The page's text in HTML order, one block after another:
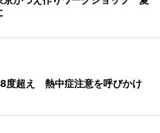
度超え 熱中症注意を呼びかけ